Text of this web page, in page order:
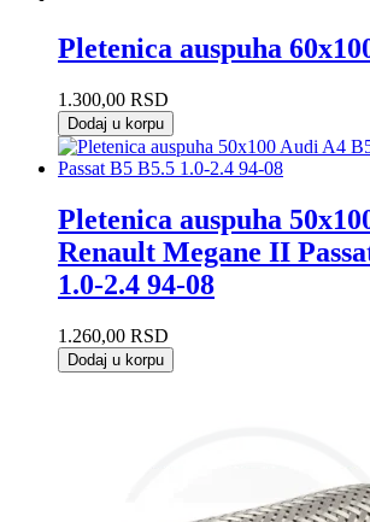
Pletenica auspuha
1.300,00 RSD
Dodaj u korpu
Pletenica auspuha
Renault Megane II
1.0-2.4 94-08
1.260,00 RSD
Dodaj u korpu